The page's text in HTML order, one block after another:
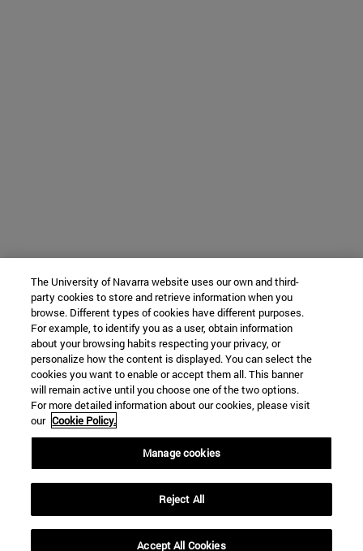
The University of Navarra website uses our own and third-
party cookies to store and retrieve information when you
browse. Different types of cookies have different purposes.
For example, to identify you as a user, obtain information
about your browsing habits respecting your privacy, or
personalize how the content is displayed. You can select the
cookies you want to enable or accept them all. This banner
will remain active until you choose one of the two options.
For more detailed information about our cookies, please visit
our Cookie Policy.
Manage cookies
Reject All
Accept All Cookies